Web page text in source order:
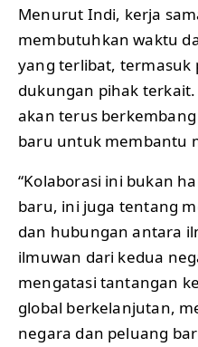
Menurut Indi, kerja
membutuhkan waktu
yang terlibat, termasuk
dukungan pihak
akan terus
baru untuk membantu
“Kolaborasi ini bukan
baru, ini juga tentang
dan hubungan antara
ilmuwan dari kedua
mengatasi tantangan
global berkelanjutan,
negara dan peluang